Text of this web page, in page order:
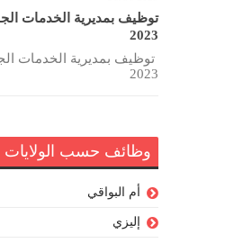
توظيف بمديرية الخدمات
2023
توظيف بمديرية الخدمات
2023
وظائف حسب الولايات
أم البواقي
إليزي